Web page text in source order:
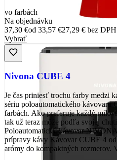
vo farbách
Na objednávku
37,30 €od 33,57 €27,29 € bez DPH
Vybrať
Nivona CUBE 4
Je čas priniesť trochu farby medzi
sériu poloautomatického kávovaru
farbách. Ako preferuje každý
tak už teraz môže podľa svojej
Poloautomatický kávovar
prípravy kávy Kávovar CUBE 4
arómy do kompaktných rozmerov.